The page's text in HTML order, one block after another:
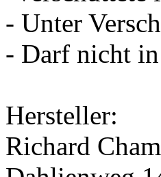
- Unter
- Darf nicht
Hersteller:
Richard